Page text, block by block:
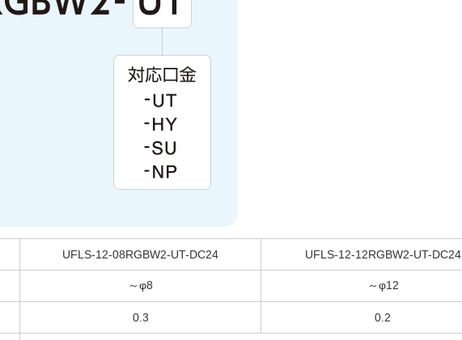
UFLS-12-08RGBW2-UT-DC24 UFLS-12-12RGBW2-UT-DC24
～φ8 ～φ12
0.3 0.2